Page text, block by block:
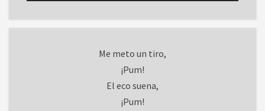
Me meto un tiro,
¡Pum!
El eco suena,
¡Pum!